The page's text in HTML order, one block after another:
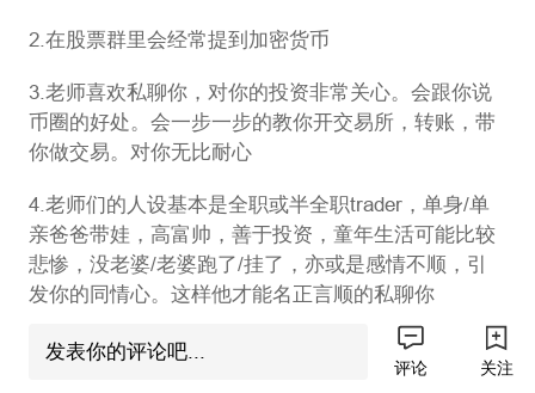
2.在股票群里会经常提到加密货币
3.老师喜欢私聊你，对你的投资非常关心。会跟你说
币圈的好处。会一步一步的教你开交易所，转账，带
你做交易。对你无比耐心
4.老师们的人设基本是全职或半全职trader，单身/单
亲爸爸带娃，高富帅，善于投资，童年生活可能比较
悲惨，没老婆/老婆跑了/挂了，亦或是感情不顺，引
发你的同情心。这样他才能名正言顺的私聊你
怎样一步步陷入杀猪盘的：
发表你的评论吧...
评论 关注